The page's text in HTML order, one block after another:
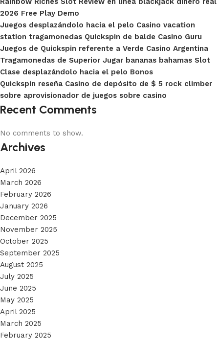
2026 Free Play Demo
Juegos desplazándolo hacia el pelo Casino vacation
station tragamonedas Quickspin de balde Casino Guru
Juegos de Quickspin referente a Verde Casino Argentina
Tragamonedas de Superior Jugar bananas bahamas Slot
Clase desplazándolo hacia el pelo Bonos
Quickspin reseña Casino de depósito de $ 5 rock climber
sobre aprovisionador de juegos sobre casino
Recent Comments
No comments to show.
Archives
April 2026
March 2026
February 2026
January 2026
December 2025
November 2025
October 2025
September 2025
August 2025
July 2025
June 2025
May 2025
April 2025
March 2025
February 2025